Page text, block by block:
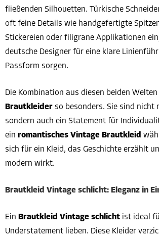
fließenden Silhouetten. Türkische
oft feine Details wie handgefertigte
Stickereien oder filigrane Applikationen
deutsche Designer für eine klare
Passform sorgen.
Die Kombination aus diesen beiden
Brautkleider so besonders. Sie sind nicht
sondern auch ein Statement für
ein romantisches Vintage Brautkleid
sich für ein Kleid, das Geschichte erzählt
modern wirkt.
Brautkleid Vintage schlicht: Eleganz in
Ein Brautkleid Vintage schlicht ist ideal
Understatement lieben. Diese Kleider